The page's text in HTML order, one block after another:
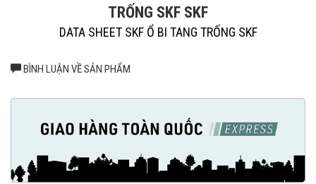
TRỐNG SKF SKF
DATA SHEET SKF Ổ BI TANG TRỐNG SKF
BÌNH LUẬN VỀ SẢN PHẨM